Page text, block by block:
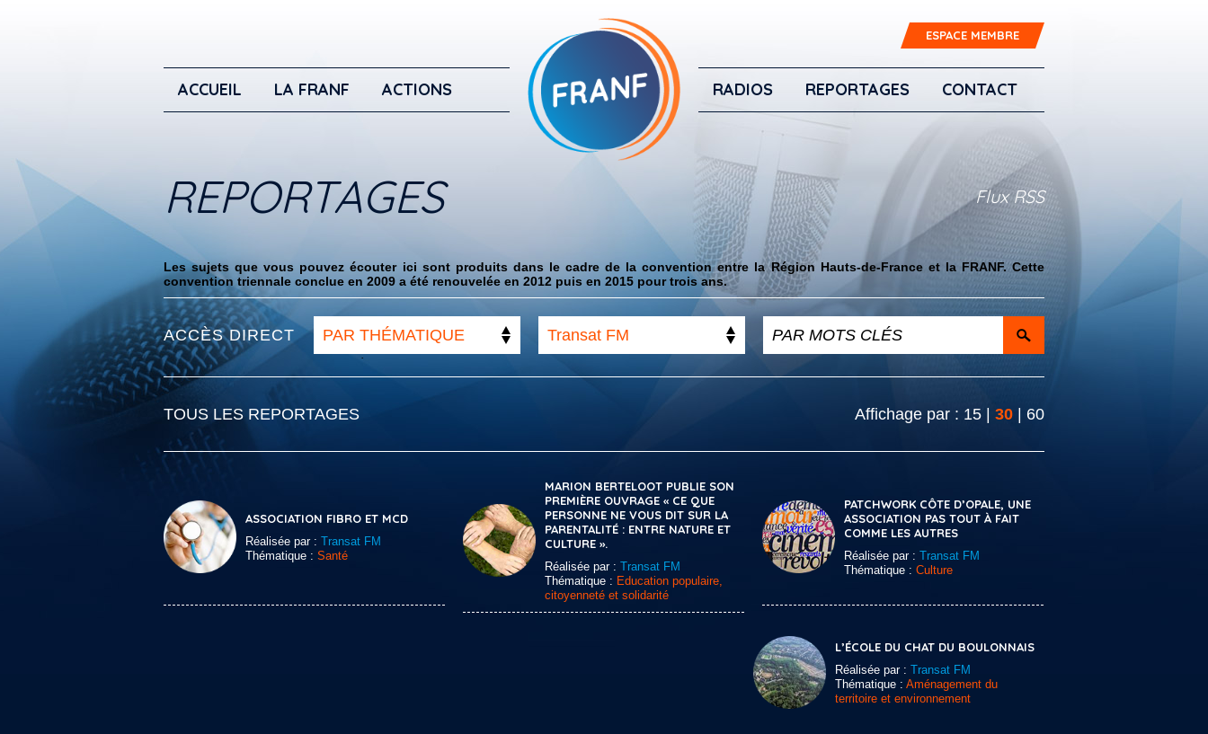
ESPACE MEMBRE
ACCUEIL LA FRANF ACTIONS RADIOS REPORTAGES CONTACT
REPORTAGES Flux RSS
Les sujets que vous pouvez écouter ici sont produits dans le cadre de la convention entre la Région Hauts-de-France et la FRANF. Cette
convention triennale conclue en 2009 a été renouvelée en 2012 puis en 2015 pour trois ans.
ACCÈS DIRECT PAR THÉMATIQUE Transat FM
TOUS LES REPORTAGES Affichage par : 15 30 60
ASSOCIATION FIBRO ET MCD
Réalisée par : Transat FM
Thématique : Santé
MARION BERTELOOT PUBLIE SON
PREMIÈRE OUVRAGE « CE QUE
PERSONNE NE VOUS DIT SUR LA
PARENTALITÉ : ENTRE NATURE ET
CULTURE ».
Réalisée par : Transat FM
Thématique : Education populaire,
citoyenneté et solidarité
PATCHWORK CÔTE D’OPALE, UNE
ASSOCIATION PAS TOUT À FAIT
COMME LES AUTRES
Réalisée par : Transat FM
Thématique : Culture
L’ÉCOLE DU CHAT DU BOULONNAIS
Réalisée par : Transat FM
Thématique : Aménagement du
territoire et environnement